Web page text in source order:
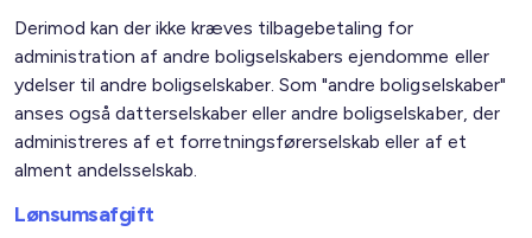
Derimod kan der ikke kræves tilbagebetaling for
administration af andre boligselskabers ejendomme eller
ydelser til andre boligselskaber. Som "andre boligselskaber"
anses også datterselskaber eller andre boligselskaber, der
administreres af et forretningsførerselskab eller af et
alment andelsselskab.
Lønsumsafgift